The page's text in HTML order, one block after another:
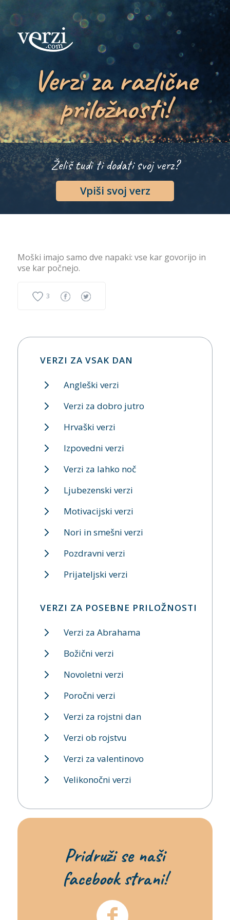
Verzi za različne
priložnosti!
Želiš tudi ti dodati svoj verz?
Vpiši svoj verz
Moški imajo samo dve napaki: vse kar govorijo in
vse kar počnejo.
3
VERZI ZA VSAK DAN
Angleški verzi
Verzi za dobro jutro
Hrvaški verzi
Izpovedni verzi
Verzi za lahko noč
Ljubezenski verzi
Motivacijski verzi
Nori in smešni verzi
Pozdravni verzi
Prijateljski verzi
VERZI ZA POSEBNE PRILOŽNOSTI
Verzi za Abrahama
Božični verzi
Novoletni verzi
Poročni verzi
Verzi za rojstni dan
Verzi ob rojstvu
Verzi za valentinovo
Velikonočni verzi
Pridruži se naši
facebook strani!